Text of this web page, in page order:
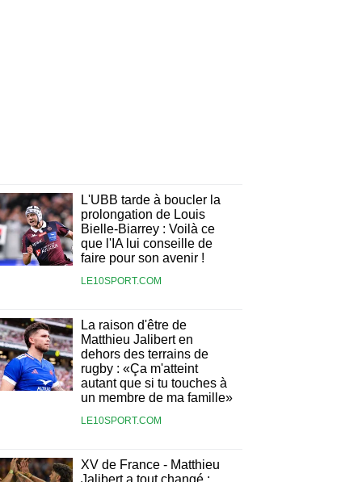
L'UBB tarde à boucler la
prolongation de Louis
Bielle-Biarrey : Voilà ce
que l'IA lui conseille de
faire pour son avenir !
LE10SPORT.COM
La raison d'être de
Matthieu Jalibert en
dehors des terrains de
rugby : «Ça m'atteint
autant que si tu touches à
un membre de ma famille»
LE10SPORT.COM
XV de France - Matthieu
Jalibert a tout changé :